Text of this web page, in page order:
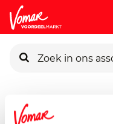
Assortiment